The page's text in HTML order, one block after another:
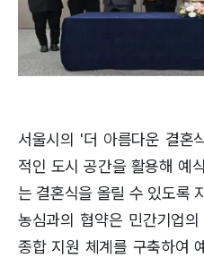
서울시의 '더 아름다운 결혼
적인 도시 공간을 활용해 예
는 결혼식을 올릴 수 있도록
농심과의 협약은 민간기업
종합 지원 체계를 구축하여